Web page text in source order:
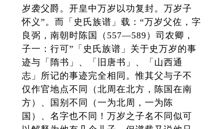
岁袭父爵。开皇中万岁以功复封。万岁子
怀义”。而「史氏族谱」载：“万岁父佐，字
良弼，南朝时陈国（557—589）司农卿，
子一：行可”「史氏族谱」关于史万岁的事
迹与「隋书」、「旧唐书」、「山西通
志」所记的事迹完全相同。惟其父与子不
仅作官地点不同（北周在北方，陈国在南
方）、国别不同（一为北周，一为陈
国）、名字也不同！万岁之子名不同似可